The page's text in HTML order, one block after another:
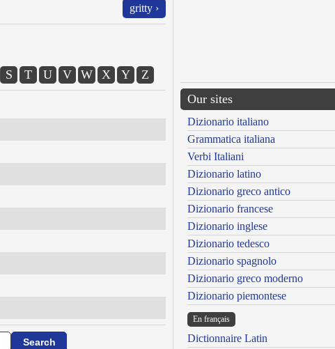
gritty ›
S T U V W X Y Z
Our sites
Dizionario italiano
Grammatica italiana
Verbi Italiani
Dizionario latino
Dizionario greco antico
Dizionario francese
Dizionario inglese
Dizionario tedesco
Dizionario spagnolo
Dizionario greco moderno
Dizionario piemontese
En français
Dictionnaire Latin